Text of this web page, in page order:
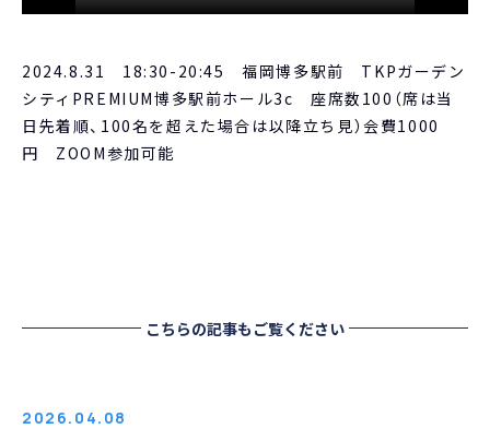
2024.8.31 18:30-20:45 福岡博多駅前 TKPガーデン
シティPREMIUM博多駅前ホール3c 座席数100（席は当
日先着順、100名を超えた場合は以降立ち見）会費1000
円 ZOOM参加可能
こちらの記事もご覧ください
2026.04.08